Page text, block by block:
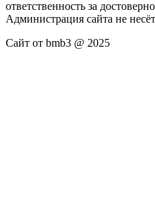
ответственность за
Администрация сайта не
Сайт от bmb3 @ 2025